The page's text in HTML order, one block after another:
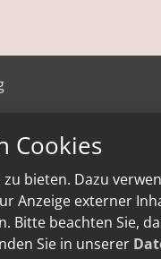
Cookies
bieten. Dazu
Anzeige externer
Bitte beachten Sie,
Sie in unserer